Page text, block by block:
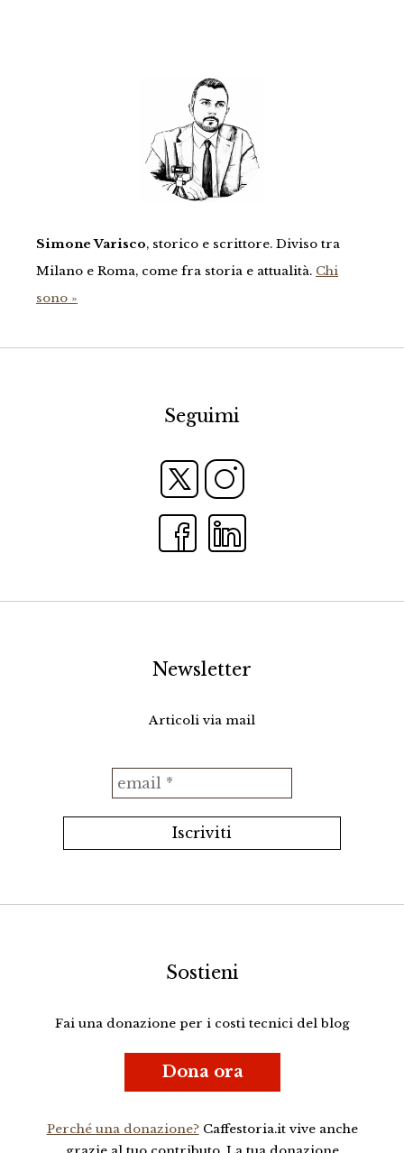
Simone Varisco, storico e scrittore. Diviso tra
Milano e Roma, come fra storia e attualità. Chi
sono »
Seguimi
Newsletter
Articoli via mail
Sostieni
Fai una donazione per i costi tecnici del blog
Dona ora
Perché una donazione?Caffestoria.it vive anche